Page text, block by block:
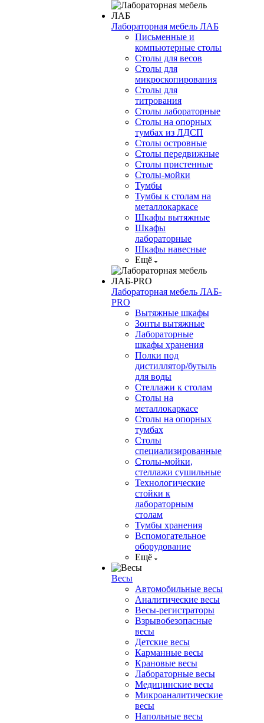
Лабораторная мебель ЛАБ
Письменные и
компьютерные столы
Столы для весов
Столы для
микроскопирования
Столы для
титрования
Столы лабораторные
Столы на опорных
тумбах из ЛДСП
Столы островные
Столы передвижные
Столы пристенные
Столы-мойки
Тумбы
Тумбы к столам на
металлокаркасе
Шкафы вытяжные
Шкафы
лабораторные
Шкафы навесные
Ещё
Лабораторная мебель ЛАБ-
PRO
Вытяжные шкафы
Зонты вытяжные
Лабораторные
шкафы хранения
Полки под
дистиллятор/бутыль
для воды
Стеллажи к столам
Столы на
металлокаркасе
Столы на опорных
тумбах
Столы
специализированные
Столы-мойки,
стеллажи сушильные
Технологические
стойки к
лабораторным
столам
Тумбы хранения
Вспомогательное
оборудование
Ещё
Весы
Автомобильные весы
Аналитические весы
Весы-регистраторы
Взрывобезопасные
весы
Детские весы
Карманные весы
Крановые весы
Лабораторные весы
Медицинские весы
Микроаналитические
весы
Напольные весы